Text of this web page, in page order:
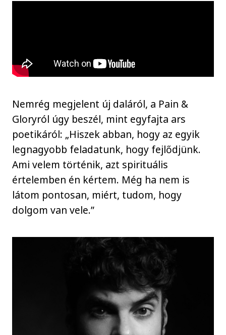
Nemrég megjelent új daláról, a Pain &
Gloryról úgy beszél, mint egyfajta ars
poetikáról: „Hiszek abban, hogy az egyik
legnagyobb feladatunk, hogy fejlődjünk.
Ami velem történik, azt spirituális
értelemben én kértem. Még ha nem is
látom pontosan, miért, tudom, hogy
dolgom van vele.”